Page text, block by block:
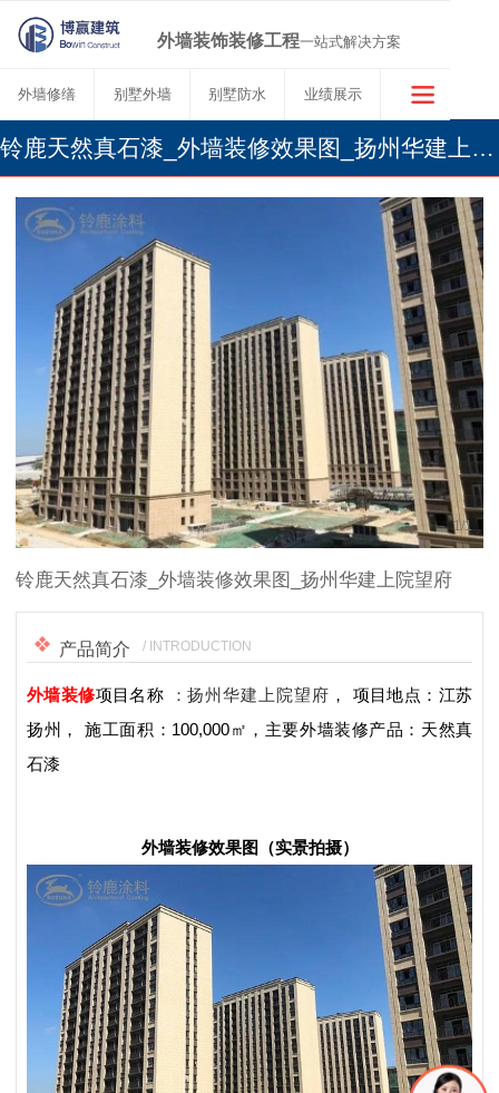
外墙装饰装修工程一站式解决方案
外墙修缮 别墅外墙 别墅防水 业绩展示
1/1
铃鹿天然真石漆_外墙装修效果图_扬州华建上院望府
产品简介 / INTRODUCTION
外墙装修项目名称 ：扬州华建上院望府 ，
项目地点：江苏
扬州，
施工面积：100,000㎡， 主要外墙装修产品：天然真
石漆
外墙装修效果图 （实景拍摄）